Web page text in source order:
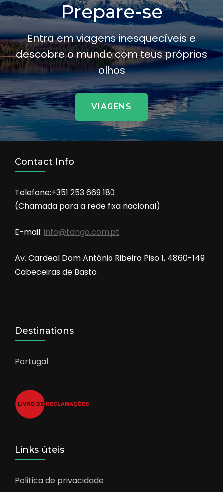
Prepare-se
Entra em viagens inesquecíveis e
descobre o mundo com teus próprios
olhos
VIAGENS
Contact Info
Telefone:+351 253 669 180
(Chamada para a rede fixa nacional)
E-mail: info@tango.com.pt
Av. Cardeal Dom António Ribeiro Piso 1, 4860-149
Cabeceiras de Basto
Destinations
Portugal
Links úteis
Politica de privacidade